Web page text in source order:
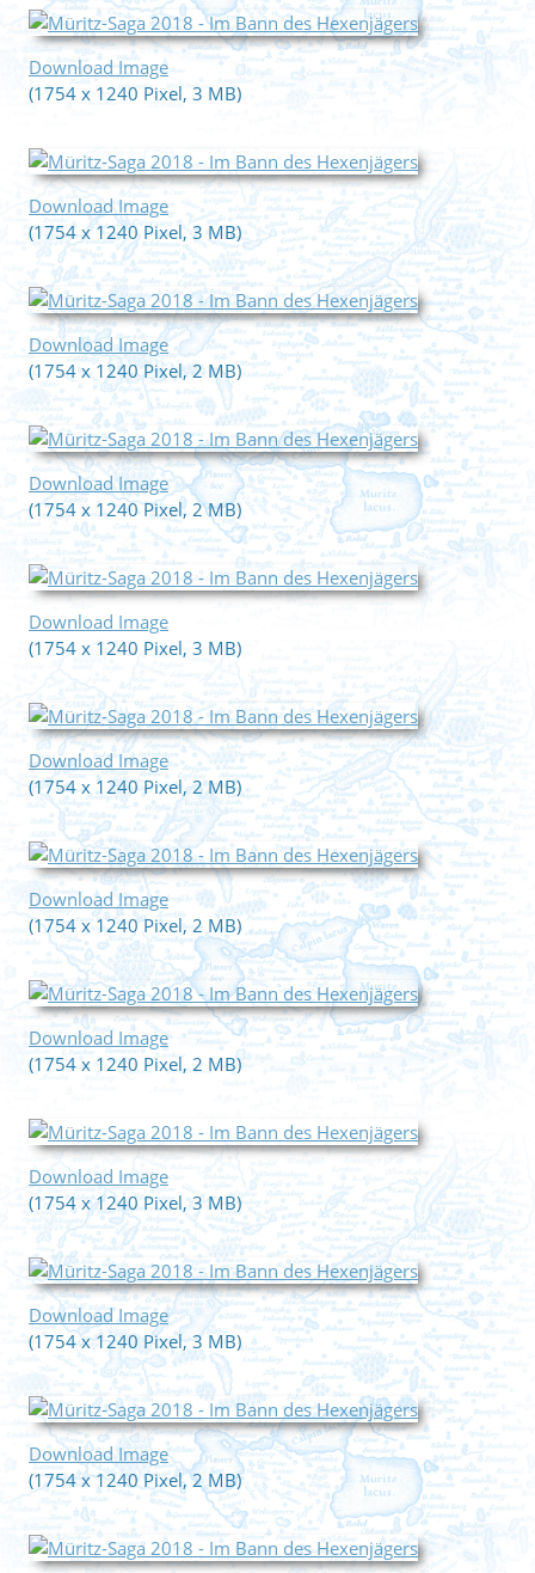
Download Image
(1754 x 1240 Pixel, 3 MB)
Download Image
(1754 x 1240 Pixel, 3 MB)
Download Image
(1754 x 1240 Pixel, 2 MB)
Download Image
(1754 x 1240 Pixel, 2 MB)
Download Image
(1754 x 1240 Pixel, 3 MB)
Download Image
(1754 x 1240 Pixel, 2 MB)
Download Image
(1754 x 1240 Pixel, 2 MB)
Download Image
(1754 x 1240 Pixel, 2 MB)
Download Image
(1754 x 1240 Pixel, 3 MB)
Download Image
(1754 x 1240 Pixel, 3 MB)
Download Image
(1754 x 1240 Pixel, 2 MB)